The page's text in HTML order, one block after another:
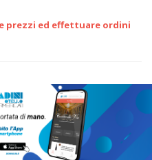
prezzi ed effettuare ordini